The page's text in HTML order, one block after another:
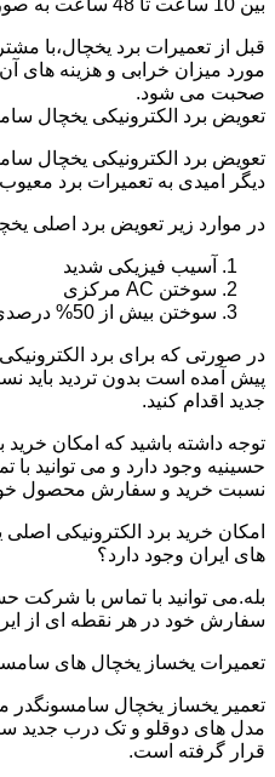
بین 10 ساعت تا 48 ساعت به صورت نهایی می باشد.
قبل از تعمیرات برد یخچال،با
مورد میزان خرابی و هزینه های
صحبت می شود.
تعویض برد الکترونیکی یخچال
تعویض برد الکترونیکی یخچال
دیگر امیدی به تعمیرات برد
در موارد زیر تعویض برد اصلی یخچال 100% می
آسیب فیزیکی شدید
سوختن AC مرکزی
سوختن بیش از 50% درصدی برد اصلی
در صورتی که برای برد
پیش آمده است بدون تردید باید
جدید اقدام کنید.
توجه داشته باشید که امکان
نسبت خرید و سفارش محصول خود
امکان خرید برد الکترونیکی
های ایران وجود دارد؟
بله.می توانید با تماس با شرکت
سفارش خود در هر نقطه ای از
تعمیرات یخساز یخچال های
تعمیر یخساز یخچال سامسونگدر
مدل های دوقلو و تک درب جدید
قرار گرفته است.